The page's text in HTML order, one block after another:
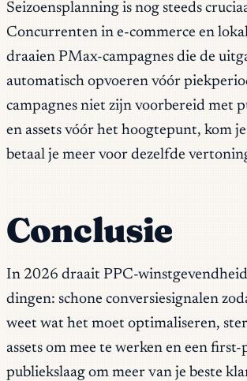
Seizoensplanning is nog steeds
Concurrenten in e-commerce en
draaien PMax-campagnes die de
automatisch opvoeren vóór
campagnes niet zijn voorbereid met
en assets vóór het hoogtepunt, kom
betaal je meer voor dezelfde
Conclusie
In 2026 draait PPC-
dingen: schone conversiesignalen
weet wat het moet optimaliseren,
assets om mee te werken en een
publiekslaag om meer van je beste